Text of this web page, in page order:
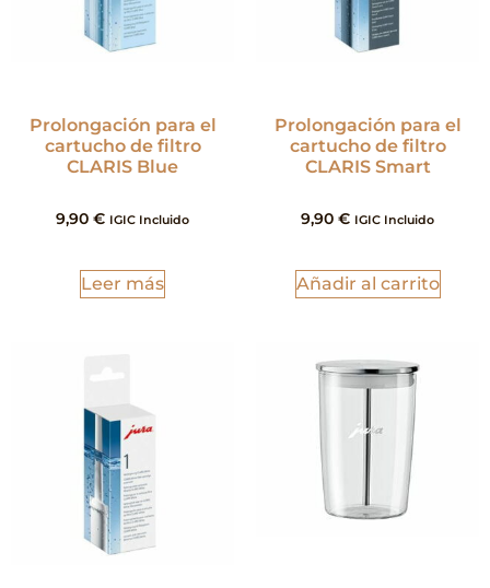
Prolongación para el
cartucho de filtro
CLARIS Blue
9,90 € IGIC Incluido
Leer más
Prolongación para el
cartucho de filtro
CLARIS Smart
9,90 € IGIC Incluido
Añadir al carrito